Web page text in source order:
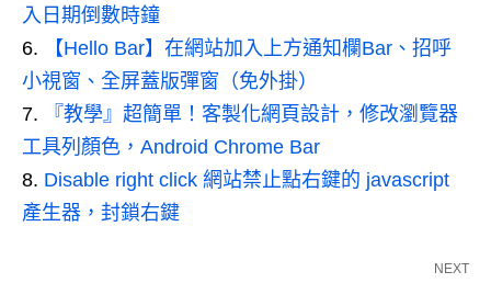
入日期倒數時鐘
【Hello Bar】在網站加入上方通知欄Bar、招呼
小視窗、全屏蓋版彈窗（免外掛）
『教學』超簡單！客製化網頁設計，修改瀏覽器
工具列顏色，Android Chrome Bar
Disable right click 網站禁止點右鍵的 javascript
產生器，封鎖右鍵
NEXT